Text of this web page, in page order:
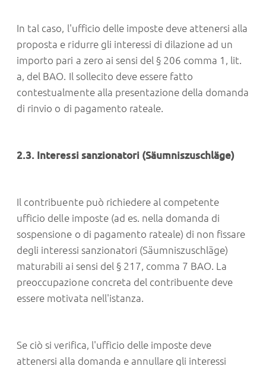
In tal caso, l'ufficio delle imposte deve attenersi alla
proposta e ridurre gli interessi di dilazione ad un
importo pari a zero ai sensi del § 206 comma 1, lit.
a, del BAO. Il sollecito deve essere fatto
contestualmente alla presentazione della domanda
di rinvio o di pagamento rateale.
2.3. Interessi sanzionatori (Säumniszuschläge)
Il contribuente può richiedere al competente
ufficio delle imposte (ad es. nella domanda di
sospensione o di pagamento rateale) di non fissare
degli interessi sanzionatori (Säumniszuschläge)
maturabili ai sensi del § 217, comma 7 BAO. La
preoccupazione concreta del contribuente deve
essere motivata nell'istanza.
Se ciò si verifica, l'ufficio delle imposte deve
attenersi alla domanda e annullare gli interessi